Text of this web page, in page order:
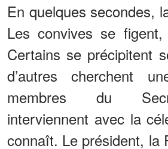
En quelques secondes,
Les convives se figent,
Certains se précipitent
d’autres cherchent
membres du
interviennent avec la
connaît. Le président, la